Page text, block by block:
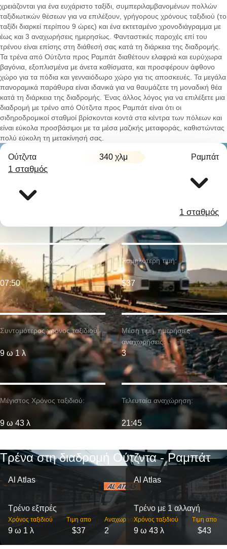
χρειάζονται για ένα ευχάριστο ταξίδι, συμπεριλαμβανομένων πολλών
ταξιδιωτικών θέσεων για να επιλέξουν, γρήγορους χρόνους ταξιδιού (το
ταξίδι διαρκεί περίπου 9 ώρες) και ένα εκτεταμένο χρονοδιάγραμμα με
έως και 3 αναχωρήσεις ημερησίως. Φανταστικές παροχές επί του
τρένου είναι επίσης στη διάθεσή σας κατά τη διάρκεια της διαδρομής.
Τα τρένα από Ούτζντα προς Ραμπάτ διαθέτουν ελαφριά και ευρύχωρα
βαγόνια, εξοπλισμένα με άνετα καθίσματα, και προσφέρουν άφθονο
χώρο για τα πόδια και γενναιόδωρο χώρο για τις αποσκευές. Τα μεγάλα
πανοραμικά παράθυρα είναι ιδανικά για να θαυμάζετε τη μοναδική θέα
κατά τη διάρκεια της διαδρομής. Ένας άλλος λόγος για να επιλέξετε μια
διαδρομή με τρένο από Ούτζντα προς Ραμπάτ είναι ότι οι
σιδηροδρομικοί σταθμοί βρίσκονται κοντά στα κέντρα των πόλεων και
είναι εύκολα προσβάσιμοι με τα μέσα μαζικής μεταφοράς, καθιστώντας
πολύ εύκολη τη μετακίνησή σας.
Ούτζντα 340 χλμ Ραμπάτ
1 σταθμός
1 σταθμός
Συντομότερος χρόνος ταξιδιού:
9 ω 1 λ
Η νωρίτερη αναχώρηση:
07:50
Μέγιστος Χρόνος ταξιδιού:
9 ω 43 λ
Χαμηλότερη τιμή:
$37
Μέση τιμή. ημερήσιες
αναχωρήσεις:
3
Τελευταία αναχώρηση:
21:45
Τρένα στη διαδρομή Ούτζντα - Ραμπάτ
Al Atlas
Τρένο εξπρές
Χρόνος ταξιδιού
9 ω 1 λ
Τιμη απο
$37
Αναχωρήσεις
2
Al Atlas
Τρένο με 1 αλλαγή
Χρόνος ταξιδιού
9 ω 43 λ
Τιμη απο
$43